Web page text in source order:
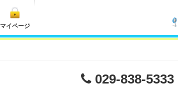
マイページ
内
索
029-838-5333